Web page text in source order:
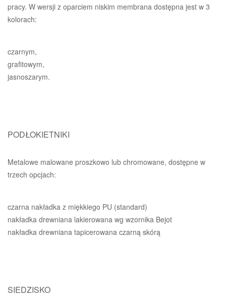
pracy. W wersji z oparciem niskim membrana dostępna jest w 3
kolorach:
czarnym,
grafitowym,
jasnoszarym.
PODŁOKIETNIKI
Metalowe malowane proszkowo lub chromowane, dostępne w
trzech opcjach:
czarna nakładka z miękkiego PU (standard)
nakładka drewniana lakierowana wg wzornika Bejot
nakładka drewniana tapicerowana czarną skórą
SIEDZISKO